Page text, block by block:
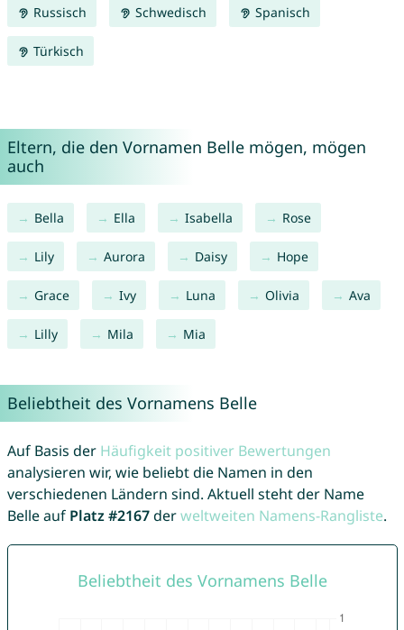
Russisch Schwedisch Spanisch
Türkisch
Eltern, die den Vornamen Belle mögen, mögen
auch
Bella Ella Isabella Rose
Lily Aurora Daisy Hope
Grace Ivy Luna Olivia Ava
Lilly Mila Mia
Beliebtheit des Vornamens Belle
Auf Basis der Häufigkeit positiver Bewertungen
analysieren wir, wie beliebt die Namen in den
verschiedenen Ländern sind. Aktuell steht der Name
Belle auf Platz #2167derweltweiten Namens-Rangliste.